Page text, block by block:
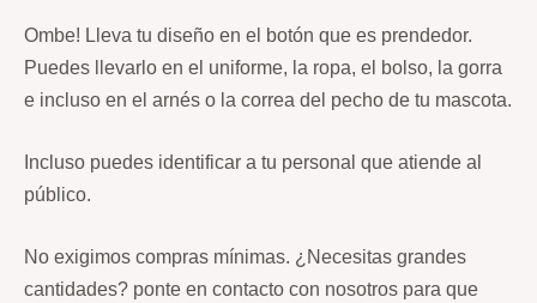
Ombe! Lleva tu diseño en el botón que es prendedor.
Puedes llevarlo en el uniforme, la ropa, el bolso, la gorra
e incluso en el arnés o la correa del pecho de tu mascota.
Incluso puedes identificar a tu personal que atiende al
público.
No exigimos compras mínimas. ¿Necesitas grandes
cantidades? ponte en contacto con nosotros para que